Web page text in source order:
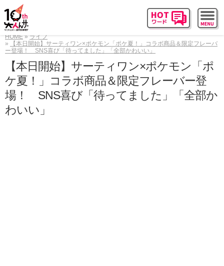
HOME
ライフ
【本日開始】サーティワン×ポケモン「ポケ夏！」コラボ商品＆限定フレーバ
ー登場！ SNS喜び「待ってました」「全部かわいい」
【本日開始】サーティワン×ポケモン「ポ
ケ夏！」コラボ商品＆限定フレーバー登
場！ SNS喜び「待ってました」「全部か
わいい」